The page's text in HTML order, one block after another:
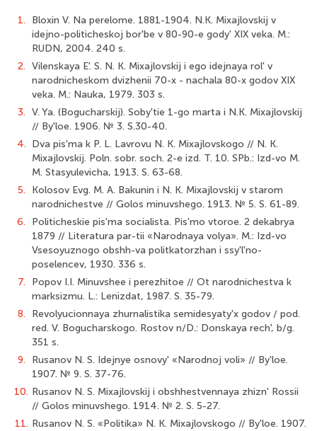
1.
Bloxin V. Na perelome. 1881-1904. N.K. Mixajlovskij v
idejno-politicheskoj bor'be v 80-90-e gody' XIX veka. M.:
RUDN, 2004. 240 s.
2. Vilenskaya E'. S. N. K. Mixajlovskij i ego idejnaya rol' v
narodnicheskom dvizhenii 70-x - nachala 80-x godov XIX
veka. M.: Nauka, 1979. 303 s.
3. V. Ya. (Bogucharskij). Soby'tie 1-go marta i N.K. Mixajlovskij
// By'loe. 1906. № 3. S.30-40.
4. Dva pis'ma k P. L. Lavrovu N. K. Mixajlovskogo // N. K.
Mixajlovskij. Poln. sobr. soch. 2-e izd. T. 10. SPb.: Izd-vo M.
M. Stasyulevicha, 1913. S. 63-68.
5.
Kolosov Evg. M. A. Bakunin i N. K. Mixajlovskij v starom
narodnichestve // Golos minuvshego. 1913. № 5. S. 61-89.
6.
Politicheskie pis'ma socialista. Pis'mo vtoroe. 2 dekabrya
1879 // Literatura par-tii «Narodnaya volya». M.: Izd-vo
Vsesoyuznogo obshh-va politkatorzhan i ssy'l'no-
poselencev, 1930. 336 s.
7.
Popov I.I. Minuvshee i perezhitoe // Ot narodnichestva k
marksizmu. L.: Lenizdat, 1987. S. 35-79.
8.
Revolyucionnaya zhurnalistika semidesyaty'x godov / pod.
red. V. Bogucharskogo. Rostov n/D.: Donskaya rech', b/g.
351 s.
9.
Rusanov N. S. Idejnye osnovy' «Narodnoj voli» // By'loe.
1907. № 9. S. 37-76.
10. Rusanov N. S. Mixajlovskij i obshhestvennaya zhizn' Rossii
// Golos minuvshego. 1914. № 2. S. 5-27.
11. Rusanov N. S. «Politika» N. K. Mixajlovskogo // By'loe. 1907.